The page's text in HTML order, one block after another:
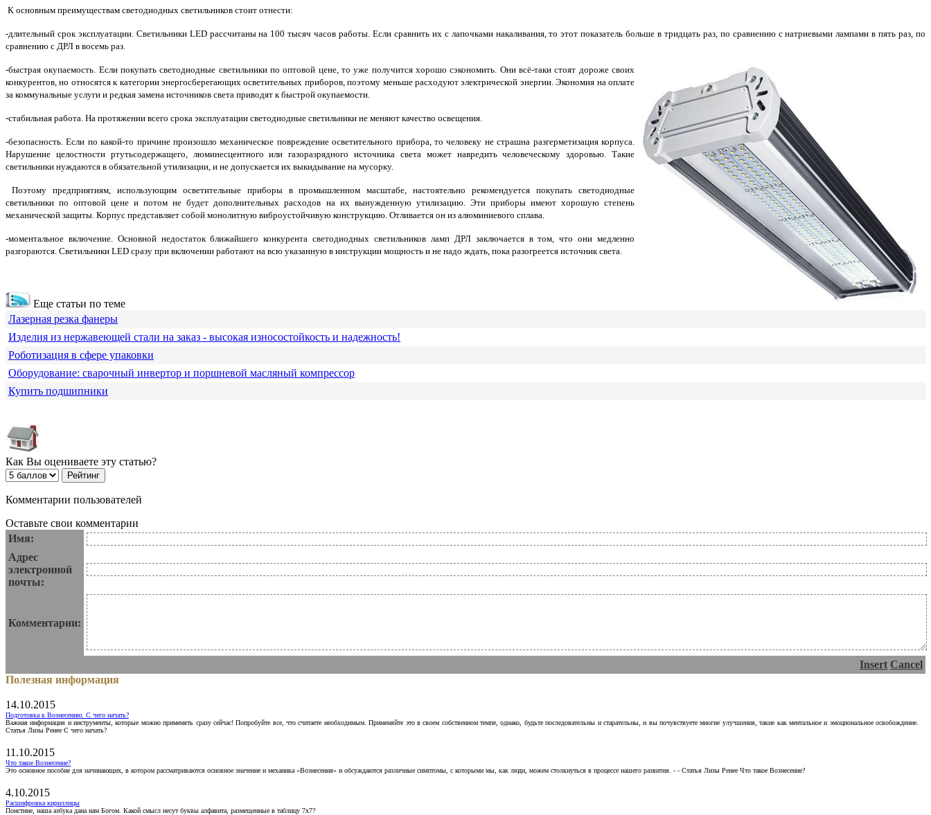
К основным преимуществам светодиодных светильников стоит отнести:
-длительный срок эксплуатации. Светильники LED рассчитаны на 100 тысяч часов работы. Если сравнить их с лапочками накаливания, то этот показатель больше в тридцать раз, по сравнению с натриевыми лампами в пять раз, по
сравнению с ДРЛ в восемь раз.
-быстрая окупаемость. Если покупать светодиодные светильники по оптовой цене, то уже получится хорошо сэкономить. Они всё-таки стоят дороже своих
конкурентов, но относятся к категории энергосберегающих осветительных приборов, поэтому меньше расходуют электрической энергии. Экономия на оплате
за коммунальные услуги и редкая замена источников света приводят к быстрой окупаемости.
-стабильная работа. На протяжении всего срока эксплуатации светодиодные светильники не меняют качество освещения.
-безопасность. Если по какой-то причине произошло механическое повреждение осветительного прибора, то человеку не страшна разгерметизация корпуса.
Нарушение целостности ртутьсодержащего, люминесцентного или газоразрядного источника света может навредить человеческому здоровью. Такие
светильники нуждаются в обязательной утилизации, и не допускается их выкидывание на мусорку.
Поэтому предприятиям, использующим осветительные приборы в промышленном масштабе, настоятельно рекомендуется покупать светодиодные
светильники по оптовой цене и потом не будет дополнительных расходов на их вынужденную утилизацию. Эти приборы имеют хорошую степень
механической защиты. Корпус представляет собой монолитную виброустойчивую конструкцию. Отливается он из алюминиевого сплава.
-моментальное включение. Основной недостаток ближайшего конкурента светодиодных светильников ламп ДРЛ заключается в том, что они медленно
разгораются. Светильники LED сразу при включении работают на всю указанную в инструкции мощность и не надо ждать, пока разогреется источник света.
Еще статьи по теме
Лазерная резка фанеры
Изделия из нержавеющей стали на заказ - высокая износостойкость и надежность!
Роботизация в сфере упаковки
Оборудование: сварочный инвертор и поршневой масляный компрессор
Купить подшипники
Как Вы оцениваете эту статью?
Комментарии пользователей
Оставьте свои комментарии
Имя:
Адрес
электронной
почты:
Комментарии:
Insert Cancel
Полезная информация
14.10.2015
Подготовка к Вознесению. С чего начать?
Важная информация и инструменты, которые можно применять сразу сейчас! Попробуйте все, что считаете необходимым. Применяйте это в своем собственном темпе, однако, будьте последовательны и старательны, и вы почувствуете многие улучшения, такие как ментальное и эмоциональное освобождение.
Статья Лизы Ренее С чего начать?
11.10.2015
Что такое Вознесение?
Это основное пособие для начинающих, в котором рассматриваются основное значение и механика «Вознесения» и обсуждаются различные симптомы, с которыми мы, как люди, можем столкнуться в процессе нашего развития. - - Статья Лизы Ренее Что такое Вознесение?
4.10.2015
Расшифровка кириллицы
Поистине, наша азбука дана нам Богом. Какой смысл несут буквы алфавита, размещенные в таблицу 7х7?